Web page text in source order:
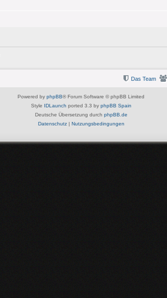
Das Team
Powered by phpBB® Forum Software © phpBB Limited
Style IDLaunch ported 3.3 by phpBB Spain
Deutsche Übersetzung durch phpBB.de
Datenschutz| Nutzungsbedingungen